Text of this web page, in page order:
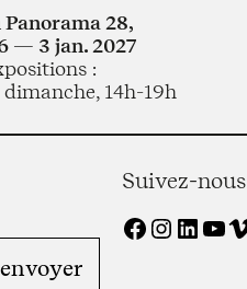
28,
— 3 jan. 2027
:
14h-19h
Suivez-nous
Facebook Instagram LinkedIn YouTube Vimeo